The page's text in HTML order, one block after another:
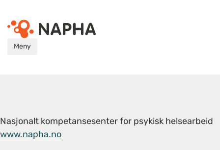
Meny
Nasjonalt kompetansesenter for psykisk helsearbeid
www.napha.no